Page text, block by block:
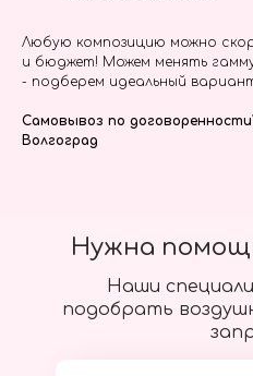
Любую композицию можно
и бюджет! Можем менять
- подберем идеальный
Самовывоз по
Волгоград
Наши
подобрать
Нужна